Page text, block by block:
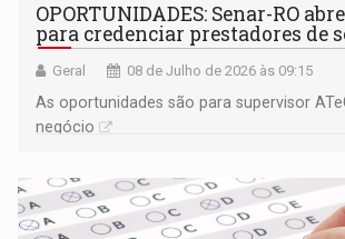
OPORTUNIDADES: Senar-RO
para credenciar prestadores de
Geral 08 de Julho de 2026 às 09:15
As oportunidades são para supervisor
negócio